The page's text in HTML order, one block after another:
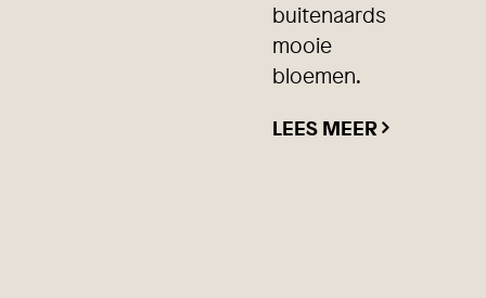
buitenaards
mooie
bloemen.
LEES MEER